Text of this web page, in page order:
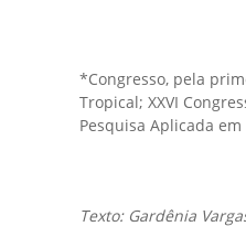
*Congresso, pela
Tropical; XXVI
Pesquisa Aplicada em
Texto: Gardênia